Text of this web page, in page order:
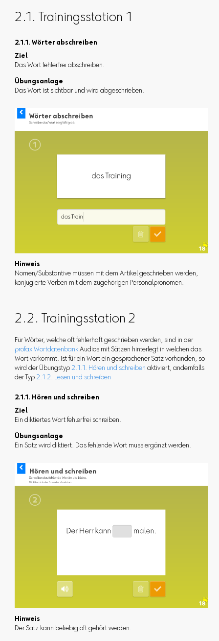
2.1. Trainingsstation 1
2.1.1. Wörter abschreiben
Ziel
Das Wort fehlerfrei abschreiben.
Übungsanlage
Das Wort ist sichtbar und wird abgeschrieben.
Hinweis
Nomen/Substantive müssen mit dem Artikel geschrieben werden,
konjugierte Verben mit dem zugehörigen Personalpronomen.
2.2. Trainingsstation 2
Für Wörter, welche oft fehlerhaft geschrieben werden, sind in der
profax WortdatenbankAudios mit Sätzen hinterlegt in welchen das
Wort vorkommt. Ist für ein Wort ein gesprochener Satz vorhanden, so
wird der Übungstyp 2.1.1. Hören und schreiben aktiviert, andernfalls
der Typ 2.1.2. Lesen und schreiben
2.1.1. Hören und schreiben
Ziel
Ein diktiertes Wort fehlerfrei schreiben.
Übungsanlage
Ein Satz wird diktiert. Das fehlende Wort muss ergänzt werden.
Hinweis
Der Satz kann beliebig oft gehört werden.